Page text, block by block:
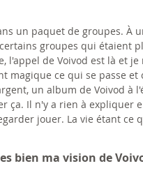
un paquet de groupes. À
groupes qui étaient
l'appel de Voivod est là et
magique ce qui se passe
un album de Voivod à
ça. Il n'y a rien à expliquer
jouer. La vie étant ce
bien ma vision de